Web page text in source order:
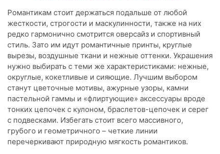
Романтикам стоит держаться подальше от любой
жесткости, строгости и маскулинности, также на них
редко гармонично смотрится оверсайз и спортивный
стиль. Зато им идут романтичные принты, круглые
вырезы, воздушные ткани и нежные оттенки. Украшения
нужно выбирать с теми же характеристиками: нежные,
округлые, кокетливые и сияющие. Лучшим выбором
станут цветочные мотивы, ажурные узоры, камни
пастельной гаммы и «флиртующие» аксессуары вроде
тонких цепочек с кулоном, браслетов-цепочек и серег
с подвесками. Избегать стоит всего массивного,
грубого и геометричного – четкие линии
перечеркивают природную мягкость романтиков.